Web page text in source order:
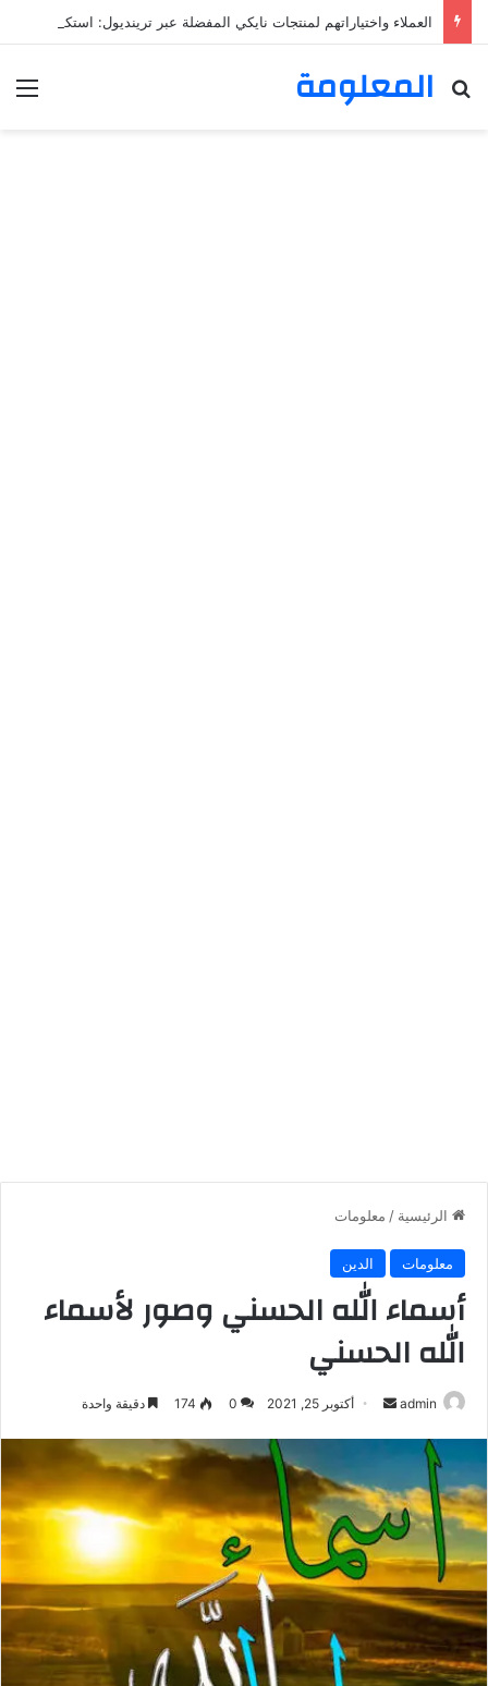
المعلومة
بحث عن
الرئيسية / معلومات
معلومات الدين
أسماء الله الحسني وصور لأسماء
الله الحسني
admin
أرسل أكتوبر 25, 2021 0
174 دقيقة واحدة